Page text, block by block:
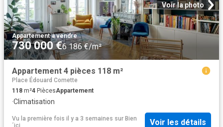
Voir la photo
Appartement·à vendre
730 000 €6 186 €/m²
Appartement 4 pièces 118 m²
Place Édouard Comette
118 m²4 PiècesAppartement
·Climatisation
Vu la première fois il y a 3 semaines sur Bien
Voir les détails